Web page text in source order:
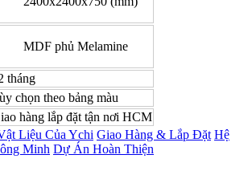
MDF phủ Melamine
tháng
chọn theo bảng màu
hàng lắp đặt tận nơi HCM
Liệu Của Ychi Giao Hàng & Lắp Đặt Hệ
Minh Dự Án Hoàn Thiện